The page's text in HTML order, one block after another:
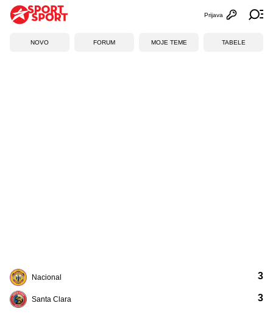
Otvori
Prijava
NOVO FORUM MOJE TEME TABELE
Nacional
Santa Clara
3
3